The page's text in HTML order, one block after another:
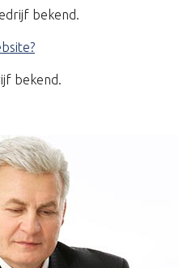
bekend.
bekend.